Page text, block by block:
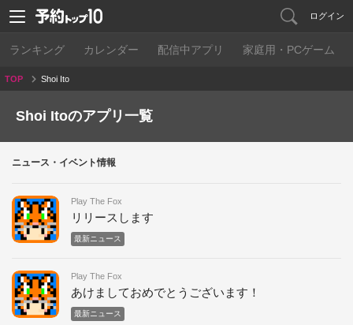
ログイン
ランキング カレンダー 配信中アプリ 家庭用・PCゲーム
TOP Shoi Ito
Shoi Itoのアプリ一覧
ニュース・イベント情報
Play The Fox
リリースします
最新ニュース
Play The Fox
あけましておめでとうございます！
最新ニュース